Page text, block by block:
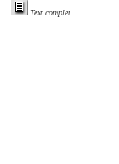
Text complet